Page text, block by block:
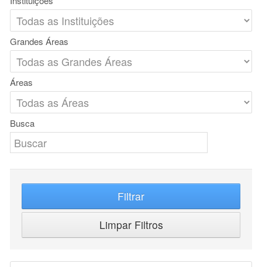
Grandes Áreas
Áreas
Busca
Filtrar
Limpar Filtros